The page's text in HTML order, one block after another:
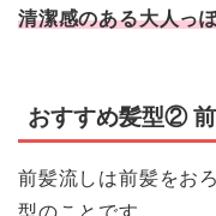
清潔感のある大人っ
おすすめ髪型②
前髪流しは前髪をお